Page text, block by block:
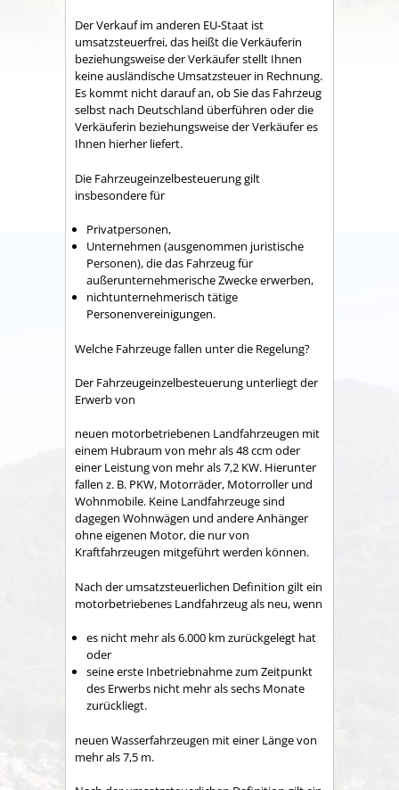
Der Verkauf im anderen EU-Staat ist
umsatzsteuerfrei, das heißt die Verkäuferin
beziehungsweise der Verkäufer stellt Ihnen
keine ausländische Umsatzsteuer in Rechnung.
Es kommt nicht darauf an, ob Sie das Fahrzeug
selbst nach Deutschland überführen oder die
Verkäuferin beziehungsweise der Verkäufer es
Ihnen hierher liefert.
Die Fahrzeugeinzelbesteuerung gilt
insbesondere für
Privatpersonen,
Unternehmen (ausgenommen juristische
Personen), die das Fahrzeug für
außerunternehmerische Zwecke erwerben,
nichtunternehmerisch tätige
Personenvereinigungen.
Welche Fahrzeuge fallen unter die Regelung?
Der Fahrzeugeinzelbesteuerung unterliegt der
Erwerb von
neuen motorbetriebenen Landfahrzeugen mit
einem Hubraum von mehr als 48 ccm oder
einer Leistung von mehr als 7,2 KW. Hierunter
fallen z. B. PKW, Motorräder, Motorroller und
Wohnmobile. Keine Landfahrzeuge sind
dagegen Wohnwägen und andere Anhänger
ohne eigenen Motor, die nur von
Kraftfahrzeugen mitgeführt werden können.
Nach der umsatzsteuerlichen Definition gilt ein
motorbetriebenes Landfahrzeug als neu, wenn
es nicht mehr als 6.000 km zurückgelegt hat
oder
seine erste Inbetriebnahme zum Zeitpunkt
des Erwerbs nicht mehr als sechs Monate
zurückliegt.
neuen Wasserfahrzeugen mit einer Länge von
mehr als 7,5 m.